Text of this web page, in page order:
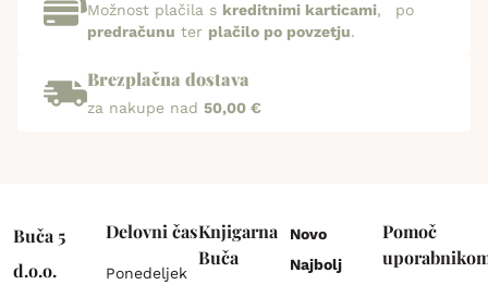
Možnost plačila s kreditnimi karticami, po
predračunu ter plačilo po povzetju.
Brezplačna dostava
za nakupe nad 50,00 €
Buča 5
d.o.o.
Delovni čas
Ponedeljek
Knjigarna
Buča
Novo
Najbolj
Pomoč